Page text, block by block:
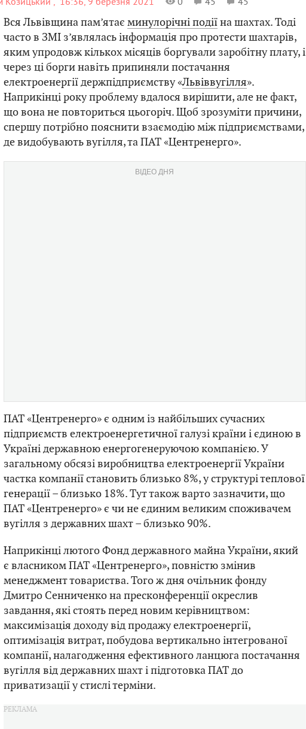
Вся Львівщина пам’ятає минулорічні подіїна шахтах. Тоді
часто в ЗМІ з’являлась інформація про протести шахтарів,
яким упродовж кількох місяців боргували заробітну плату, і
через ці борги навіть припиняли постачання
електроенергії держпідприємству «Львіввугілля».
Наприкінці року проблему вдалося вирішити, але не факт,
що вона не повториться цьогоріч. Щоб зрозуміти причини,
спершу потрібно пояснити взаємодію між підприємствами,
де видобувають вугілля, та ПАТ «Центренерго».
ВІДЕО ДНЯ
ПАТ «Центренерго» є одним із найбільших сучасних
підприємств електроенергетичної галузі країни і єдиною в
Україні державною енергогенеруючою компанією. У
загальному обсязі виробництва електроенергії України
частка компанії становить близько 8%, у структурі теплової
генерації – близько 18%. Тут також варто зазначити, що
ПАТ «Центренерго» є чи не єдиним великим споживачем
вугілля з державних шахт – близько 90%.
Наприкінці лютого Фонд державного майна України, який
є власником ПАТ «Центренерго», повністю змінив
менеджмент товариства. Того ж дня очільник фонду
Дмитро Сенниченко на пресконференції окреслив
завдання, які стоять перед новим керівництвом:
максимізація доходу від продажу електроенергії,
оптимізація витрат, побудова вертикально інтегрованої
компанії, налагодження ефективного ланцюга постачання
вугілля від державних шахт і підготовка ПАТ до
приватизації у стислі терміни.